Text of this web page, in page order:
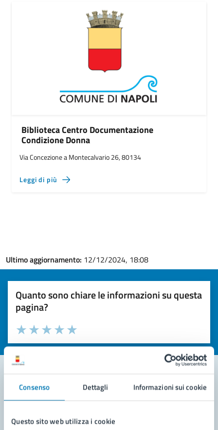
Consenso Dettagli Informazioni sui cookie
Questo sito web utilizza i cookie
Biblioteca Centro Documentazione
Condizione Donna
Via Concezione a Montecalvario 26, 80134
Leggi di più
Ultimo aggiornamento: 12/12/2024, 18:08
Quanto sono chiare le informazioni su questa
pagina?
Valuta la chiarezza delle informazioni (da 1 a 5 stelle)
Seleziona il numero di stelle per valutare la chiarezza delle
Valuta 5 stelle su 5
Valuta 4 stelle su 5
Valuta 3 stelle su 5
Valuta 2 stelle su 5
Valuta 1 stelle su 5
Contatta il comune
Leggi le domande frequenti